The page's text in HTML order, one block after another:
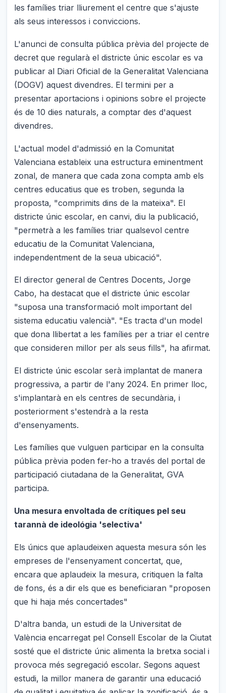
les famílies triar lliurement el centre que s'ajuste
als seus interessos i conviccions.
L'anunci de consulta pública prèvia del projecte de
decret que regularà el districte únic escolar es va
publicar al Diari Oficial de la Generalitat Valenciana
(DOGV) aquest divendres. El termini per a
presentar aportacions i opinions sobre el projecte
és de 10 dies naturals, a comptar des d'aquest
divendres.
L'actual model d'admissió en la Comunitat
Valenciana estableix una estructura eminentment
zonal, de manera que cada zona compta amb els
centres educatius que es troben, segunda la
proposta, "comprimits dins de la mateixa". El
districte únic escolar, en canvi, diu la publicació,
"permetrà a les famílies triar qualsevol centre
educatiu de la Comunitat Valenciana,
independentment de la seua ubicació".
El director general de Centres Docents, Jorge
Cabo, ha destacat que el districte únic escolar
"suposa una transformació molt important del
sistema educatiu valencià". "Es tracta d'un model
que dona llibertat a les famílies per a triar el centre
que consideren millor per als seus fills", ha afirmat.
El districte únic escolar serà implantat de manera
progressiva, a partir de l'any 2024. En primer lloc,
s'implantarà en els centres de secundària, i
posteriorment s'estendrà a la resta
d'ensenyaments.
Les famílies que vulguen participar en la consulta
pública prèvia poden fer-ho a través del portal de
participació ciutadana de la Generalitat, GVA
participa.
Una mesura envoltada de crítiques pel seu
tarannà de ideológia 'selectiva'
Els únics que aplaudeixen aquesta mesura són les
empreses de l'ensenyament concertat, que,
encara que aplaudeix la mesura, critiquen la falta
de fons, és a dir els que es beneficiaran "proposen
que hi haja més concertades"
D'altra banda, un estudi de la Universitat de
València encarregat pel Consell Escolar de la Ciutat
sosté que el districte únic alimenta la bretxa social i
provoca més segregació escolar. Segons aquest
estudi, la millor manera de garantir una educació